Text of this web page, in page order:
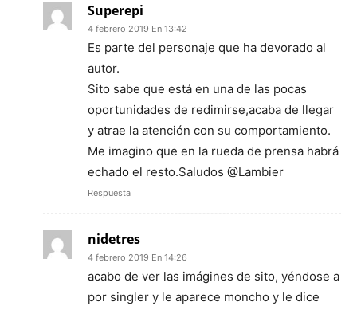
Superepi
4 febrero 2019 En 13:42
Es parte del personaje que ha devorado al
autor.
Sito sabe que está en una de las pocas
oportunidades de redimirse,acaba de llegar
y atrae la atención con su comportamiento.
Me imagino que en la rueda de prensa habrá
echado el resto.Saludos @Lambier
Respuesta
nidetres
4 febrero 2019 En 14:26
acabo de ver las imágines de sito, yéndose a
por singler y le aparece moncho y le dice